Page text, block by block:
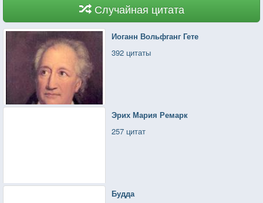
Случайная цитата
Иоганн Вольфганг Гете
392 цитаты
Эрих Мария Ремарк
257 цитат
Будда